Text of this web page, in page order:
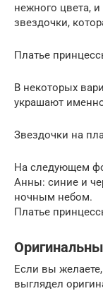
нежного цвета,
звездочки,
Платье
В некоторых
украшают
Звездочки на
На следующем
Анны: синие и
ночным небом.
Платье
Если вы
выглядел